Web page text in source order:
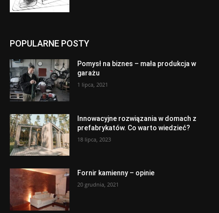
POPULARNE POSTY
Pomysł na biznes – mała produkcja w
garażu
1 lipca, 2021
Innowacyjne rozwiązania w domach z
prefabrykatów. Co warto wiedzieć?
18 lipca, 2023
Fornir kamienny – opinie
20 grudnia, 2021